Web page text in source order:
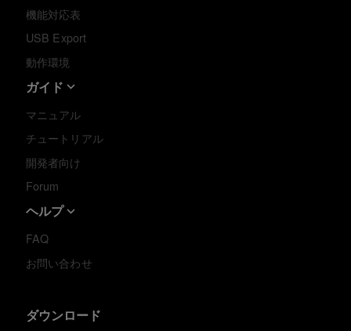
機能対応表
USB Export
動作環境
ガイド
マニュアル
チュートリアル
開発者向け
Forum
ヘルプ
FAQ
お問い合わせ
ダウンロード